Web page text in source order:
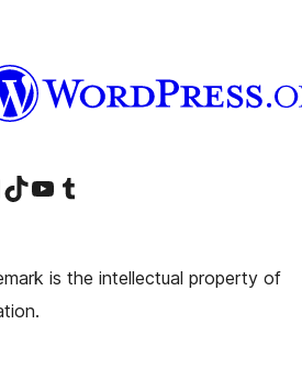
account
LinkedIn account
ہمارے ٹک ٹاک اکاؤنٹ پر جائیں
Visit our YouTube channel
ہمارے ٹمبلر اکاؤنٹ پر جائیں
is the intellectual property of